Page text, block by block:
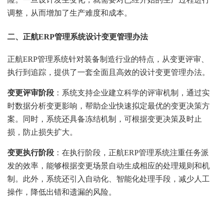
调整，从而增加了生产难度和成本。
二、 正航ERP管理系统设计变更管理办法
正航ERP管理系统针对装备制造行业的特点，从变更评审、
执行到追踪，提供了一套全面且高效的设计变更管理办法。
变更评审阶段 ：系统支持企业建立科学的评审机制，通过实
时数据分析变更影响，帮助企业快速拟定最优的变更决策方
案。同时，系统还具备冻结机制，可根据变更决策及时止
损，防止损失扩大。
变更执行阶段 ：在执行阶段，正航ERP管理系统注重任务派
发的效率，能够根据变更场景自动生成相应的处理规则和机
制。此外，系统还引入自动化、智能化处理手段，减少人工
操作，降低出错和遗漏的风险。